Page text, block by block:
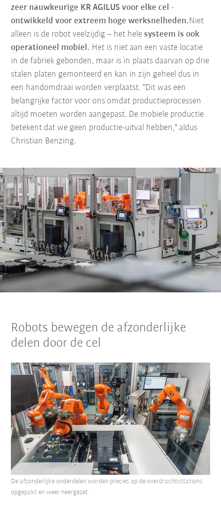
zeer nauwkeurige KR AGILUS voor elke cel -
ontwikkeld voor extreem hoge werksnelheden.Niet
alleen is de robot veelzijdig – het helesysteem is ook
operationeel mobiel. Het is niet aan een vaste locatie
in de fabriek gebonden, maar is in plaats daarvan op drie
stalen platen gemonteerd en kan in zijn geheel dus in
een handomdraai worden verplaatst. "Dit was een
belangrijke factor voor ons omdat productieprocessen
altijd moeten worden aangepast. De mobiele productie
betekent dat we geen productie-uitval hebben," aldus
Christian Benzing.
Robots bewegen de afzonderlijke
delen door de cel
De afzonderlijke onderdelen worden precies op de overdrachtsstations
opgepakt en weer neergezet.